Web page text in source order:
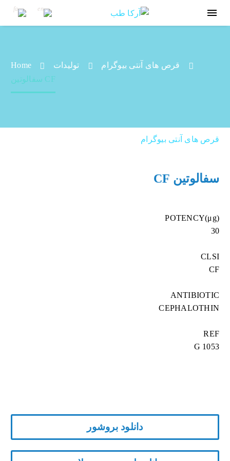
سفالوتین CF Home تولیدات
قرص های آنتی بیوگرام
سفالوتین CF
قرص های آنتی بیوگرام
سفالوتین CF
POTENCY(μg)
30
CLSI
CF
ANTIBIOTIC
CEPHALOTHIN
REF
G 1053
دانلود بروشور